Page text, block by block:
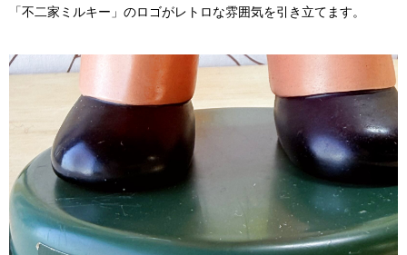
「不二家ミルキー」のロゴがレトロな雰囲気を引き立てます。